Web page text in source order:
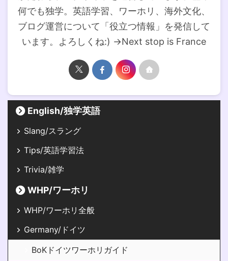
何でも独学。英語学習、ワーホリ、海外文化、
ブログ運営について「役立つ情報」を発信して
います。よろしくね:) →Next stop is France
English/独学英語
Slang/スラング
Tips/英語学習法
Trivia/雑学
WHP/ワーホリ
WHP/ワーホリ全般
Germany/ドイツ
BoKドイツワーホリガイド